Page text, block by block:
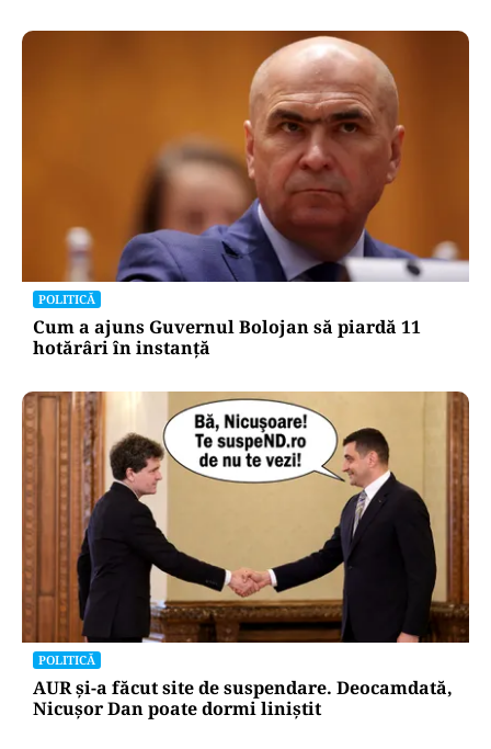
POLITICĂ
Cum a ajuns Guvernul Bolojan să piardă 11
hotărâri în instanță
POLITICĂ
AUR și-a făcut site de suspendare. Deocamdată,
Nicușor Dan poate dormi liniștit